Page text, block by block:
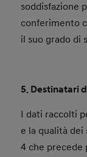
soddisfazione
conferimento
il suo grado di
5. Destinatari
I dati raccolti
e la qualità
4 che precede